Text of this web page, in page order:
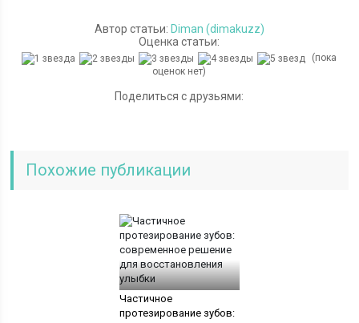
Автор статьи: Diman (dimakuzz)
Оценка статьи:
(пока
оценок нет)
Поделиться с друзьями:
Похожие публикации
Частичное
протезирование зубов: